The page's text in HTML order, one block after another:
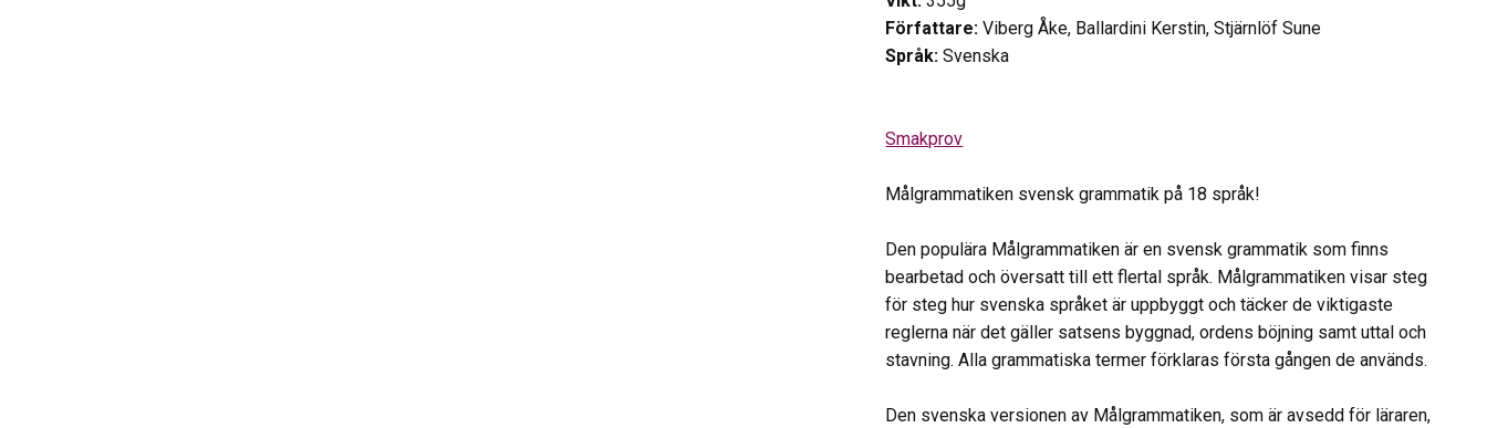
Författare: Viberg Åke, Ballardini Kerstin, Stjärnlöf Sune
Språk: Svenska
Smakprov
Målgrammatiken svensk grammatik på 18 språk!
Den populära Målgrammatiken är en svensk grammatik som finns
bearbetad och översatt till ett flertal språk. Målgrammatiken visar steg
för steg hur svenska språket är uppbyggt och täcker de viktigaste
reglerna när det gäller satsens byggnad, ordens böjning samt uttal och
stavning. Alla grammatiska termer förklaras första gången de används.
Den svenska versionen av Målgrammatiken, som är avsedd för läraren,